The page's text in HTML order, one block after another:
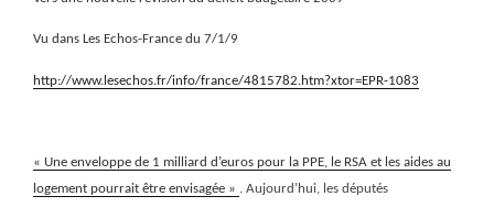
Vu dans Les Echos-France du 7/1/9
http://www.lesechos.fr/info/france/4815782.htm?xtor=EPR-1083
« Une enveloppe de 1 milliard d’euros pour la PPE, le RSA et les aides au
logement pourrait être envisagée » . Aujourd’hui, les députés